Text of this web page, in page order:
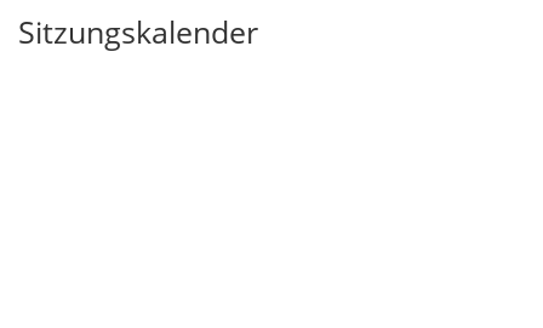
Sitzungskalender